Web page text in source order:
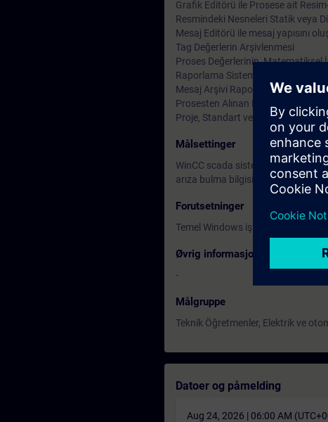
Grafik Editörü ile Prosese ait
Resmindeki Nesneleri Statik veya
Mesaj Editörü ile mesaj yapısını
Tag Değerlerin Arşivlenmesi
Proses Değerlerinin, Matematiksel
Raporlama Sistemi; Operatör
Mesaj Arşivi Raporları (Sequence
Prosesten Alınan Değerlerin
Proje, Standart ve Dahili C
Målsettinger
WinCC scada sistemi yapısını ve
arıza bulma bilgisinin verilmesi.
Forutsetninger
Temel Windows işletim sistemi
Øvrig informasjon
-
Målgruppe
Teknik Öğretmenler, Elektrik ve
Datoer og påmelding
Aug 24, 2026 | 06:00 AM